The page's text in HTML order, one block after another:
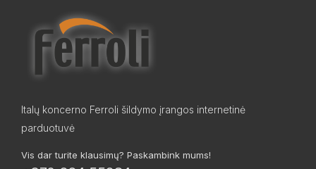
Italų koncerno Ferroli šildymo įrangos internetinė
parduotuvė
Vis dar turite klausimų? Paskambink mums!